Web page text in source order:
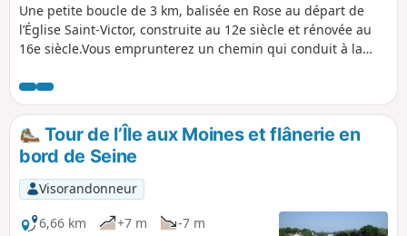
Une petite boucle de 3 km, balisée en Rose au départ de
l’Église Saint-Victor, construite au 12e siècle et rénovée au
16e siècle.Vous emprunterez un chemin qui conduit à la
Eiffel.Cette zone humide renferme plusieurs sources
bouillonnantes.Dans le lavoir lui même, on peut déjà voir
quelques sources frémissantes.En contournant, par le
chemin, cette zone humide, vous longerez l’Yonne pour
emprunter le chemin de halage, puis vous contournerez le
domaine du Grand Varennes avec son parc et son moulin,
pour retourner vers la mairie et la place du village après
avoir découvert la maison du régicide Jacques-Clément.
Tour de l’Île aux Moines et flânerie en
bord de Seine
Visorandonneur
6,66 km
+7 m -7 m